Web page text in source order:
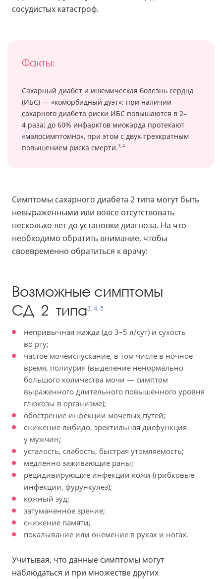
сосудистых катастроф.
Факты:
Сахарный диабет и ишемическая болезнь сердца
(ИБС) — «коморбидный дуэт»; при наличии
сахарного диабета риски ИБС повышаются в 2–
4 раза; до 60% инфарктов миокарда протекают
«малосимптомно», при этом с двух-трехкратным
повышением риска смерти.3, 4
Симптомы сахарного диабета 2 типа могут быть
невыраженными или вовсе отсутствовать
несколько лет до установки диагноза. На что
необходимо обратить внимание, чтобы
своевременно обратиться к врачу:
Возможные симптомы
СД 2 типа3, 4, 5
непривычная жажда (до 3–5 л/сут) и сухость
во рту;
частое мочеиспускание, в том числе в ночное
время, полиурия (выделение ненормально
большого количества мочи — симптом
выраженного длительного повышенного уровня
глюкозы в организме);
обострение инфекции мочевых путей;
снижение либидо, эректильная дисфункция
у мужчин;
усталость, слабость, быстрая утомляемость;
медленно заживающие раны;
рецидивирующие инфекции кожи (грибковые
инфекции, фурункулез);
кожный зуд;
затуманенное зрение;
снижение памяти;
покалывание или онемение в руках и ногах.
Учитывая, что данные симптомы могут
наблюдаться и при множестве других